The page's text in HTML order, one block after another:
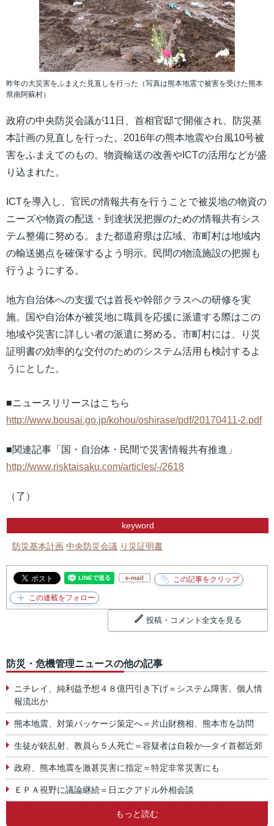
昨年の大災害をふまえた見直しを行った（写真は熊本地震で被害を受けた熊本
県南阿蘇村）
政府の中央防災会議が11日、首相官邸で開催され、防災基
本計画の見直しを行った。2016年の熊本地震や台風10号被
害をふまえてのもの。物資輸送の改善やICTの活用などが盛
り込まれた。
ICTを導入し、官民の情報共有を行うことで被災地の物資の
ニーズや物資の配送・到達状況把握のための情報共有シス
テム整備に努める。また都道府県は広域、市町村は地域内
の輸送拠点を確保するよう明示。民間の物流施設の把握も
行うようにする。
地方自治体への支援では首長や幹部クラスへの研修を実
施。国や自治体が被災地に職員を応援に派遣する際はこの
地域や災害に詳しい者の派遣に努める。市町村には、り災
証明書の効率的な交付のためのシステム活用も検討するよ
うにとした。
■ニュースリリースはこちら
http://www.bousai.go.jp/kohou/oshirase/pdf/20170411-2.pdf
■関連記事「国・自治体・民間で災害情報共有推進」
http://www.risktaisaku.com/articles/-/2618
（了）
keyword
防災基本計画 中央防災会議 り災証明書
e-mail
投稿・コメント全文を見る
防災・危機管理ニュースの他の記事
ニチレイ、純利益予想４８億円引き下げ＝システム障害、個人情
報流出か
熊本地震、対策パッケージ策定へ＝片山財務相、熊本市を訪問
生徒が銃乱射、教員ら５人死亡＝容疑者は自殺か―タイ首都近郊
政府、熊本地震を激甚災害に指定＝特定非常災害にも
ＥＰＡ視野に議論継続＝日エクアドル外相会談
もっと読む